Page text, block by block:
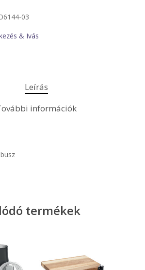
03
& Ivás
Leírás
információk
termékek